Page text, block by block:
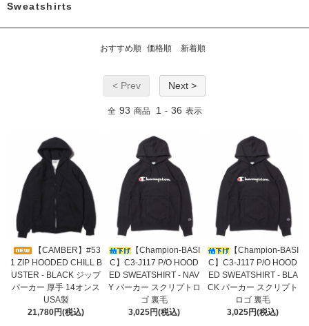
Sweatshirts
おすすめ順 価格順 新着順
< Prev Next >
全 93 商品 1 - 36 表示
【CAMBER】#53
1 ZIP HOODED CHILL B
USTER - BLACK ジップ
パーカー 厚手 14オンス
USA製
21,780円(税込)
【Champion-BASI
C】C3-J117 P/O HOOD
ED SWEATSHIRT - NAV
Y パーカー スクリプトロ
ゴ 裏毛
3,025円(税込)
【Champion-BASI
C】C3-J117 P/O HOOD
ED SWEATSHIRT - BLA
CK パーカー スクリプト
ロゴ 裏毛
3,025円(税込)